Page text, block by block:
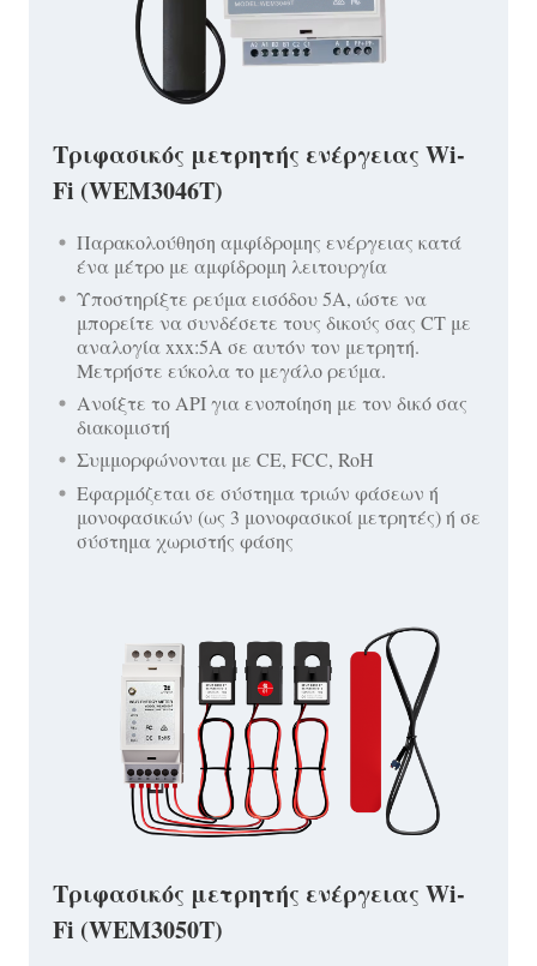
Τριφασικός μετρητής ενέργειας Wi-
Fi (WEM3046T)
Παρακολούθηση αμφίδρομης ενέργειας κατά
ένα μέτρο με αμφίδρομη λειτουργία
Υποστηρίξτε ρεύμα εισόδου 5A, ώστε να
μπορείτε να συνδέσετε τους δικούς σας CT με
αναλογία xxx:5A σε αυτόν τον μετρητή.
Μετρήστε εύκολα το μεγάλο ρεύμα.
Ανοίξτε το API για ενοποίηση με τον δικό σας
διακομιστή
Συμμορφώνονται με CE, FCC, RoH
Εφαρμόζεται σε σύστημα τριών φάσεων ή
μονοφασικών (ως 3 μονοφασικοί μετρητές) ή σε
σύστημα χωριστής φάσης
Τριφασικός μετρητής ενέργειας Wi-
Fi (WEM3050T)